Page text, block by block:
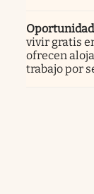
Oportunidad
vivir gratis
ofrecen
trabajo por